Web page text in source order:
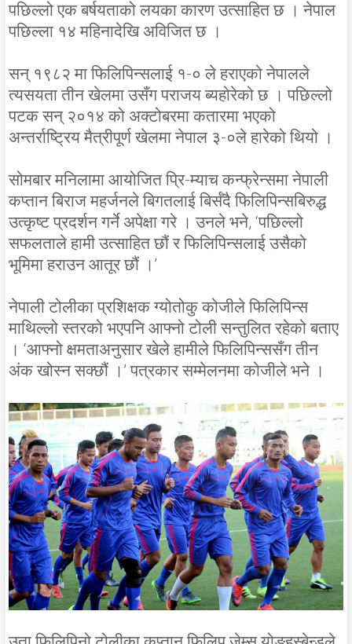
पछिल्लो एक बर्षयताको लयका कारण उत्साहित छ । नेपाल
पछिल्ला १४ महिनादेखि अविजित छ ।
सन् १९८२ मा फिलिपिन्सलाई १-० ले हराएको नेपालले
त्यसयता तीन खेलमा उसँग पराजय ब्यहोरेको छ । पछिल्लो
पटक सन् २०१४ को अक्टोबरमा कतारमा भएको
अन्तर्राष्ट्रिय मैत्रीपूर्ण खेलमा नेपाल ३-०ले हारेको थियो ।
सोमबार मनिलामा आयोजित पि्र-म्याच कन्फ्रेन्समा नेपाली
कप्तान बिराज महर्जनले बिगतलाई बिर्सँदै फिलिपिन्सबिरुद्ध
उत्कृष्ट प्रदर्शन गर्ने अपेक्षा गरे । उनले भने, ‘पछिल्लो
सफलताले हामी उत्साहित छौं र फिलिपिन्सलाई उसैको
भूमिमा हराउन आतूर छौं ।’
नेपाली टोलीका प्रशिक्षक ग्योतोकु कोजीले फिलिपिन्स
माथिल्लो स्तरको भएपनि आफ्नो टोली सन्तुलित रहेको बताए
। ‘आफ्नो क्षमताअनुसार खेले हामीले फिलिपिन्ससँग तीन
अंक खोस्न सक्छौं ।’ पत्रकार सम्मेलनमा कोजीले भने ।